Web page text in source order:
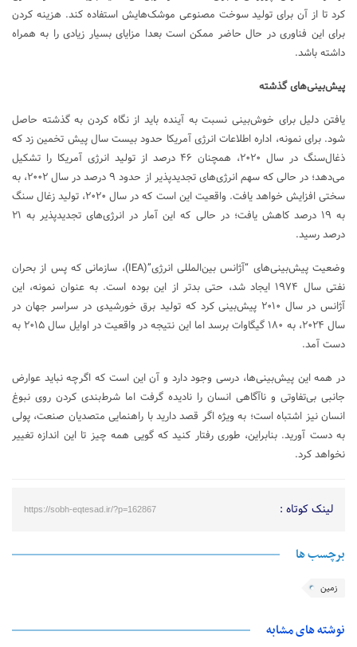
کرد تا از آن برای تولید سوخت مصنوعی موشک‌هایش استفاده کند. هزینه کردن
برای این فناوری در حال حاضر ممکن است بعدا مزایای بسیار زیادی را به همراه
داشته باشد.
پیش‌بینی‌های گذشته
یافتن دلیل برای خوش‌بینی نسبت به آینده باید از نگاه کردن به گذشته حاصل
شود. برای نمونه، اداره اطلاعات انرژی آمریکا حدود بیست سال پیش تخمین زد که
ذغال‌سنگ در سال ۲۰۲۰، همچنان ۴۶ درصد از تولید انرژی آمریکا را تشکیل
می‌دهد؛ در حالی که سهم انرژی‌های تجدیدپذیر از حدود ۹ درصد در سال ۲۰۰۲، به
سختی افزایش خواهد یافت. واقعیت این است که در سال ۲۰۲۰، تولید زغال سنگ
به ۱۹ درصد کاهش یافت؛ در حالی که این آمار در انرژی‌های تجدیدپذیر به ۲۱
درصد رسید.
وضعیت پیش‌بینی‌های “آژانس بین‌المللی انرژی”(IEA)، سازمانی که پس از بحران
نفتی سال ۱۹۷۴ ایجاد شد، حتی بدتر از این بوده است. به عنوان نمونه، این
آژانس در سال ۲۰۱۰ پیش‌بینی کرد که تولید برق خورشیدی در سراسر جهان در
سال ۲۰۲۴، به ۱۸۰ گیگاوات برسد اما این نتیجه در واقعیت در اوایل سال ۲۰۱۵ به
دست آمد.
در همه این پیش‌بینی‌ها، درسی وجود دارد و آن این است که اگرچه نباید عوارض
جانبی بی‌تفاوتی و ناآگاهی انسان را نادیده گرفت اما شرط‌بندی کردن روی نبوغ
انسان نیز اشتباه است؛ به ‌ویژه اگر قصد دارید با راهنمایی متصدیان صنعت، پولی
به دست آورید. بنابراین، طوری رفتار کنید که گویی همه چیز تا این اندازه تغییر
نخواهد کرد.
لینک کوتاه : https://sobh-eqtesad.ir/?p=162867
برچسب ها
زمین
نوشته های مشابه